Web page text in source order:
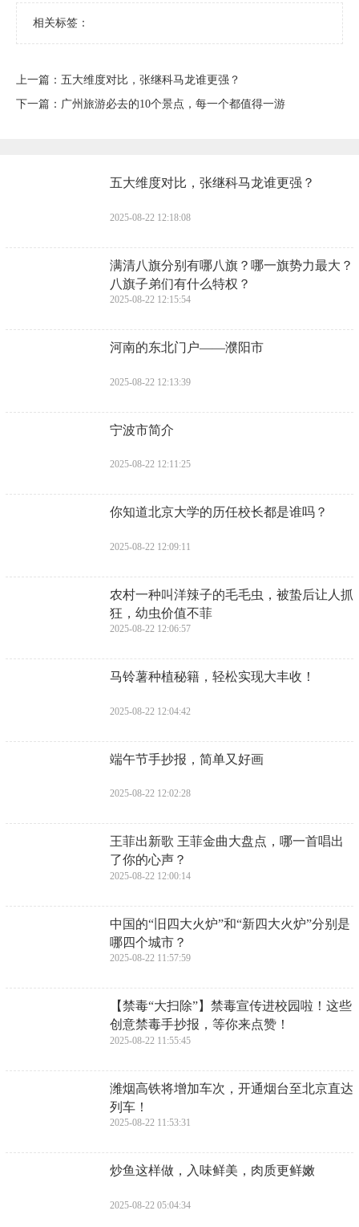
相关标签：
上一篇： ​五大维度对比，张继科马龙谁更强？
下一篇： ​广州旅游必去的10个景点，每一个都值得一游
​五大维度对比，张继科马龙谁更强？
2025-08-22 12:18:08
​满清八旗分别有哪八旗？哪一旗势力最大？
八旗子弟们有什么特权？
2025-08-22 12:15:54
​河南的东北门户——濮阳市
2025-08-22 12:13:39
​宁波市简介
2025-08-22 12:11:25
​你知道北京大学的历任校长都是谁吗？
2025-08-22 12:09:11
​农村一种叫洋辣子的毛毛虫，被蛰后让人抓
狂，幼虫价值不菲
2025-08-22 12:06:57
​马铃薯种植秘籍，轻松实现大丰收！
2025-08-22 12:04:42
​端午节手抄报，简单又好画
2025-08-22 12:02:28
​王菲出新歌 王菲金曲大盘点，哪一首唱出
了你的心声？
2025-08-22 12:00:14
​中国的“旧四大火炉”和“新四大火炉”分别是
哪四个城市？
2025-08-22 11:57:59
​【禁毒“大扫除”】禁毒宣传进校园啦！这些
创意禁毒手抄报，等你来点赞！
2025-08-22 11:55:45
​潍烟高铁将增加车次，开通烟台至北京直达
列车！
2025-08-22 11:53:31
​炒鱼这样做，入味鲜美，肉质更鲜嫩
2025-08-22 05:04:34